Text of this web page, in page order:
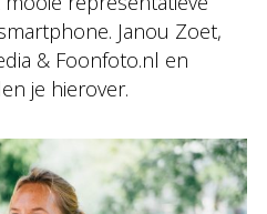
Janou Zoet,
& Foonfoto.nl en
je hierover.